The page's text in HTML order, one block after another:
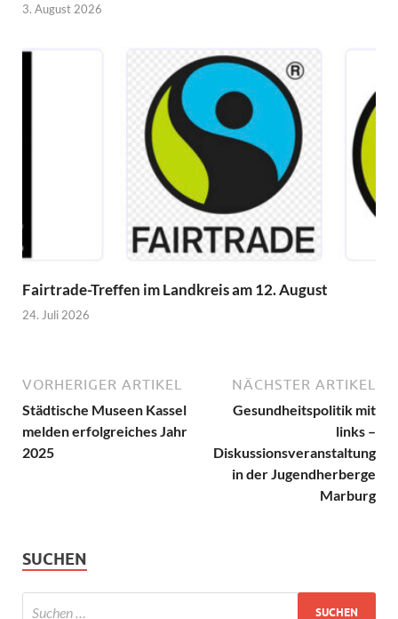
3. August 2026
Fairtrade-Treffen im Landkreis am 12. August
24. Juli 2026
VORHERIGER ARTIKEL
Städtische Museen Kassel
melden erfolgreiches Jahr
2025
NÄCHSTER ARTIKEL
Gesundheitspolitik mit
links –
Diskussionsveranstaltung
in der Jugendherberge
Marburg
SUCHEN